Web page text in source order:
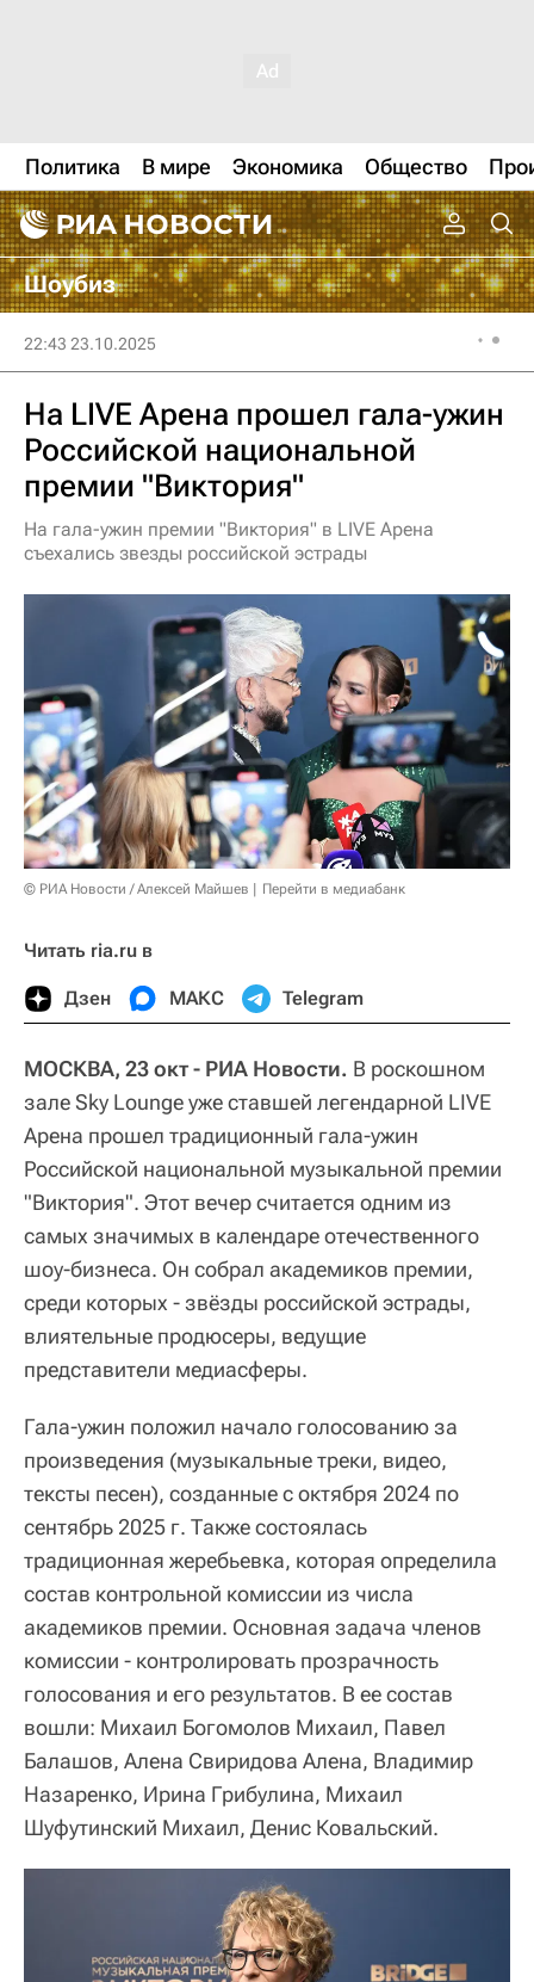
Политика В мире Экономика Общество
Шоубиз
22:43 23.10.2025
На LIVE Арена прошел гала-ужин
Российской национальной
премии "Виктория"
На гала-ужин премии "Виктория" в LIVE Арена
съехались звезды российской эстрады
© РИА Новости / Алексей Майшев Перейти в медиабанк
Читать ria.ru в
Дзен МАКС Telegram
МОСКВА, 23 окт - РИА Новости. В роскошном
зале Sky Lounge уже ставшей легендарной LIVE
Арена прошел традиционный гала-ужин
Российской национальной музыкальной премии
"Виктория". Этот вечер считается одним из
самых значимых в календаре отечественного
шоу-бизнеса. Он собрал академиков премии,
среди которых - звёзды российской эстрады,
влиятельные продюсеры, ведущие
представители медиасферы.
Гала-ужин положил начало голосованию за
произведения (музыкальные треки, видео,
тексты песен), созданные с октября 2024 по
сентябрь 2025 г. Также состоялась
традиционная жеребьевка, которая определила
состав контрольной комиссии из числа
академиков премии. Основная задача членов
комиссии - контролировать прозрачность
голосования и его результатов. В ее состав
вошли: Михаил Богомолов Михаил, Павел
Балашов, Алена Свиридова Алена, Владимир
Назаренко, Ирина Грибулина, Михаил
Шуфутинский Михаил, Денис Ковальский.